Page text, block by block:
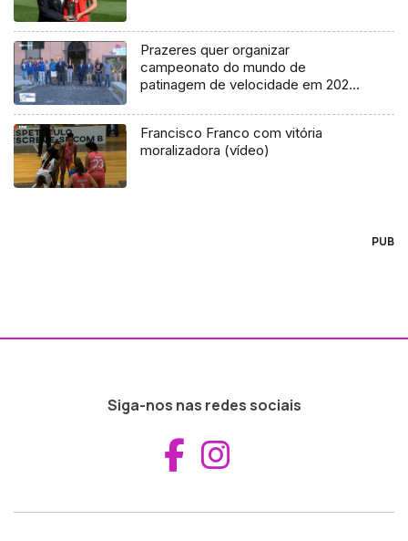
Prazeres quer organizar
campeonato do mundo de
patinagem de velocidade em 2025
Francisco Franco com vitória
moralizadora (vídeo)
PUB
Siga-nos nas redes sociais
Aceder ao